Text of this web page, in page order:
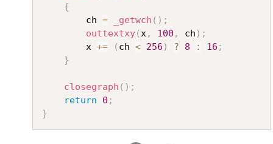
{
		ch
= _getwch ( ) ;
outtextxy(x, 100 , ch ) ;
		x
+= ( ch < 256 ) ? 8 : 16 ;
}
closegraph ( ) ;
return
0 ;
}